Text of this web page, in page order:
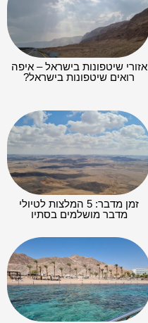
אזורי שיטפונות בישראל – איפה
רואים שיטפונות בישראל?
זמן מדבר: 5 המלצות לטיולי
מדבר מושלמים בסתיו